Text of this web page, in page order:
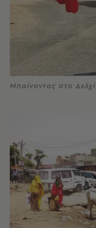
Μπαίνοντας στο Δελχί